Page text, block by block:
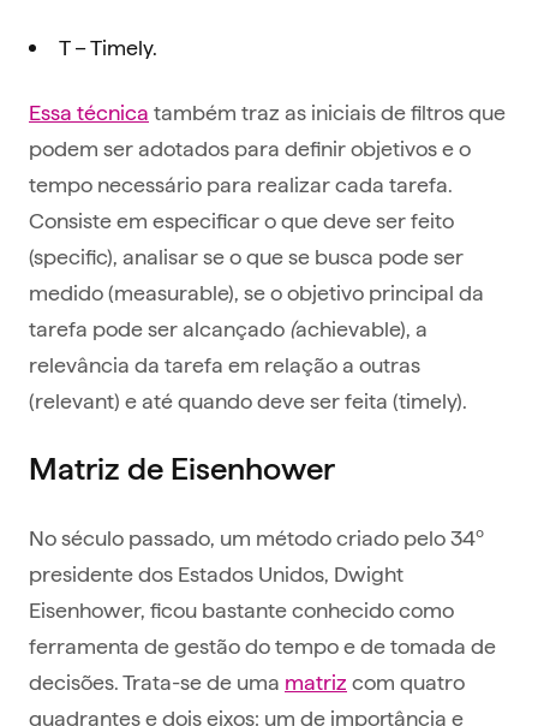
T – Timely.
Essa técnica também traz as iniciais de filtros que
podem ser adotados para definir objetivos e o
tempo necessário para realizar cada tarefa.
Consiste em especificar o que deve ser feito
(specific), analisar se o que se busca pode ser
medido (measurable), se o objetivo principal da
tarefa pode ser alcançado (achievable), a
relevância da tarefa em relação a outras
(relevant) e até quando deve ser feita (timely).
Matriz de Eisenhower
No século passado, um método criado pelo 34º
presidente dos Estados Unidos, Dwight
Eisenhower, ficou bastante conhecido como
ferramenta de gestão do tempo e de tomada de
decisões. Trata-se de uma matriz com quatro
quadrantes e dois eixos: um de importância e